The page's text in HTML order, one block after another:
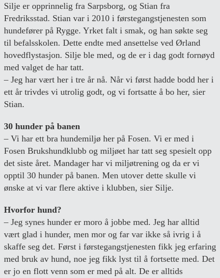
Silje er opprinnelig fra Sarpsborg, og Stian fra
Fredriksstad. Stian var i 2010 i førstegangstjenesten som
hundefører på Rygge. Yrket falt i smak, og han søkte seg
til befalsskolen. Dette endte med ansettelse ved Ørland
hovedflystasjon. Silje ble med, og de er i dag godt fornøyd
med valget de har tatt.
– Jeg har vært her i tre år nå. Når vi først hadde bodd her i
ett år trivdes vi utrolig godt, og vi fortsatte å bo her, sier
Stian.
30 hunder på banen
– Vi har ett bra hundemiljø her på Fosen. Vi er med i
Fosen Brukshundklubb og miljøet har tatt seg spesielt opp
det siste året. Mandager har vi miljøtrening og da er vi
opptil 30 hunder på banen. Men utover dette skulle vi
ønske at vi var flere aktive i klubben, sier Silje.
Hvorfor hund?
– Jeg synes hunder er moro å jobbe med. Jeg har alltid
vært glad i hunder, men mor og far var ikke så ivrig i å
skaffe seg det. Først i førstegangstjenesten fikk jeg erfaring
med bruk av hund, noe jeg fikk lyst til å fortsette med. Det
er jo en flott venn som er med på alt. De er alltids